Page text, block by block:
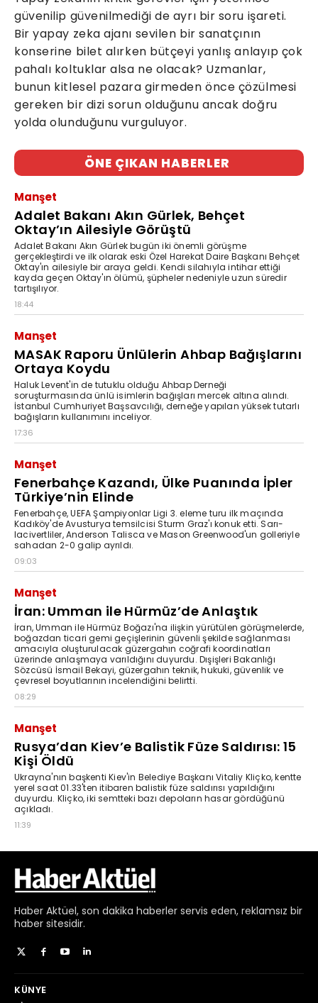
Haber Aktüel, son dakika haberler servis eden, reklamsız bir
haber sitesidir.
KÜNYE